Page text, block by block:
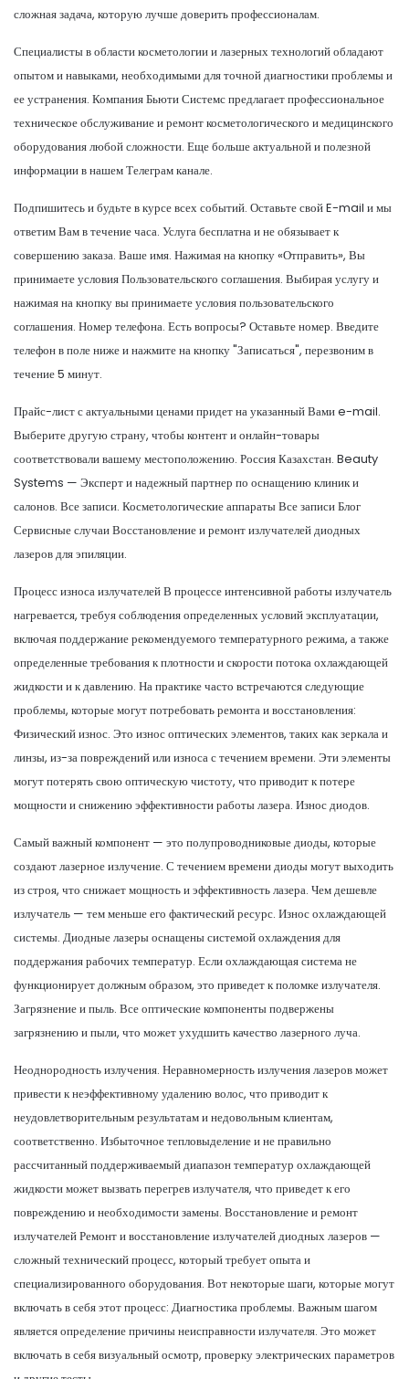
сложная задача, которую лучше доверить профессионалам.
Специалисты в области косметологии и лазерных технологий обладают
опытом и навыками, необходимыми для точной диагностики проблемы и
ее устранения. Компания Бьюти Системс предлагает профессиональное
техническое обслуживание и ремонт косметологического и медицинского
оборудования любой сложности. Еще больше актуальной и полезной
информации в нашем Телеграм канале.
Подпишитесь и будьте в курсе всех событий. Оставьте свой E-mail и мы
ответим Вам в течение часа. Услуга бесплатна и не обязывает к
совершению заказа. Ваше имя. Нажимая на кнопку «Отправить», Вы
принимаете условия Пользовательского соглашения. Выбирая услугу и
нажимая на кнопку вы принимаете условия пользовательского
соглашения. Номер телефона. Есть вопросы? Оставьте номер. Введите
телефон в поле ниже и нажмите на кнопку "Записаться", перезвоним в
течение 5 минут.
Прайс-лист с актуальными ценами придет на указанный Вами e-mail.
Выберите другую страну, чтобы контент и онлайн-товары
соответствовали вашему местоположению. Россия Казахстан. Beauty
Systems — Эксперт и надежный партнер по оснащению клиник и
салонов. Все записи. Косметологические аппараты Все записи Блог
Сервисные случаи Восстановление и ремонт излучателей диодных
лазеров для эпиляции.
Процесс износа излучателей В процессе интенсивной работы излучатель
нагревается, требуя соблюдения определенных условий эксплуатации,
включая поддержание рекомендуемого температурного режима, а также
определенные требования к плотности и скорости потока охлаждающей
жидкости и к давлению. На практике часто встречаются следующие
проблемы, которые могут потребовать ремонта и восстановления:
Физический износ. Это износ оптических элементов, таких как зеркала и
линзы, из-за повреждений или износа с течением времени. Эти элементы
могут потерять свою оптическую чистоту, что приводит к потере
мощности и снижению эффективности работы лазера. Износ диодов.
Самый важный компонент — это полупроводниковые диоды, которые
создают лазерное излучение. С течением времени диоды могут выходить
из строя, что снижает мощность и эффективность лазера. Чем дешевле
излучатель — тем меньше его фактический ресурс. Износ охлаждающей
системы. Диодные лазеры оснащены системой охлаждения для
поддержания рабочих температур. Если охлаждающая система не
функционирует должным образом, это приведет к поломке излучателя.
Загрязнение и пыль. Все оптические компоненты подвержены
загрязнению и пыли, что может ухудшить качество лазерного луча.
Неоднородность излучения. Неравномерность излучения лазеров может
привести к неэффективному удалению волос, что приводит к
неудовлетворительным результатам и недовольным клиентам,
соответственно. Избыточное тепловыделение и не правильно
рассчитанный поддерживаемый диапазон температур охлаждающей
жидкости может вызвать перегрев излучателя, что приведет к его
повреждению и необходимости замены. Восстановление и ремонт
излучателей Ремонт и восстановление излучателей диодных лазеров —
сложный технический процесс, который требует опыта и
специализированного оборудования. Вот некоторые шаги, которые могут
включать в себя этот процесс: Диагностика проблемы. Важным шагом
является определение причины неисправности излучателя. Это может
включать в себя визуальный осмотр, проверку электрических параметров